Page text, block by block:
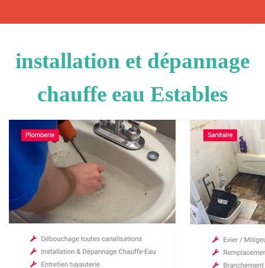
installation et dépannage
chauffe eau Estables